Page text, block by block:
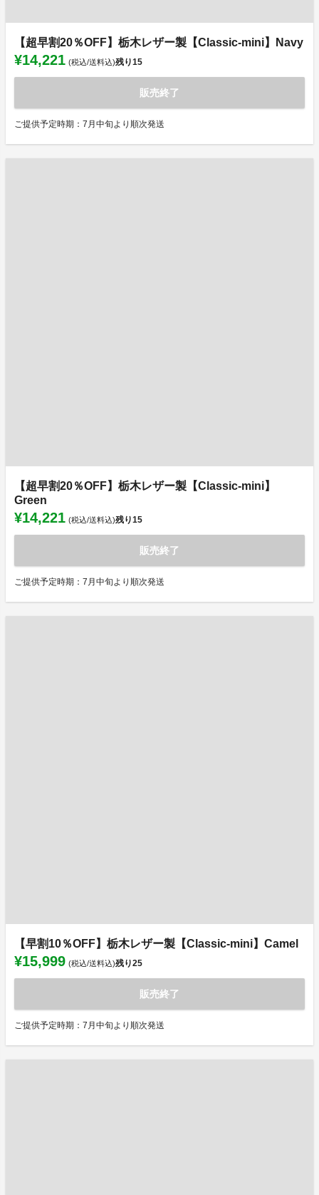
【超早割20％OFF】栃木レザー製【Classic-mini】Navy
¥14,221 (税込/送料込)残り15
販売終了
ご提供予定時期：7月中旬より順次発送
【超早割20％OFF】栃木レザー製【Classic-mini】
Green
¥14,221 (税込/送料込)残り15
販売終了
ご提供予定時期：7月中旬より順次発送
【早割10％OFF】栃木レザー製【Classic-mini】Camel
¥15,999 (税込/送料込)残り25
販売終了
ご提供予定時期：7月中旬より順次発送